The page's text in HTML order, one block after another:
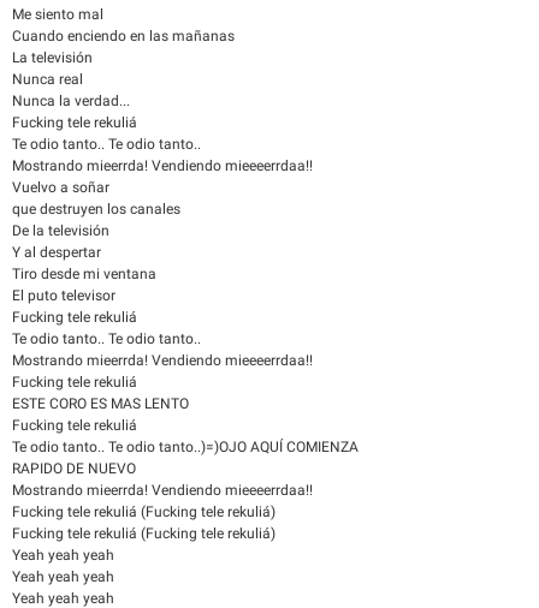
Me siento mal
Cuando enciendo en las mañanas
La televisión
Nunca real
Nunca la verdad...
Fucking tele rekuliá
Te odio tanto.. Te odio tanto..
Mostrando mieerrda! Vendiendo mieeeerrdaa!!
Vuelvo a soñar
que destruyen los canales
De la televisión
Y al despertar
Tiro desde mi ventana
El puto televisor
Fucking tele rekuliá
Te odio tanto.. Te odio tanto..
Mostrando mieerrda! Vendiendo mieeeerrdaa!!
Fucking tele rekuliá
ESTE CORO ES MAS LENTO
Fucking tele rekuliá
Te odio tanto.. Te odio tanto..)=)OJO AQUÍ COMIENZA
RAPIDO DE NUEVO
Mostrando mieerrda! Vendiendo mieeeerrdaa!!
Fucking tele rekuliá (Fucking tele rekuliá)
Fucking tele rekuliá (Fucking tele rekuliá)
Yeah yeah yeah
Yeah yeah yeah
Yeah yeah yeah